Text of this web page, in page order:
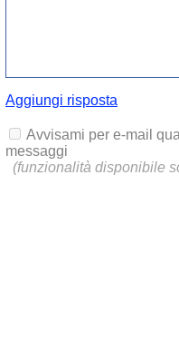
Aggiungi risposta
Avvisami per e-mail
messaggi
(funzionalità disponibile